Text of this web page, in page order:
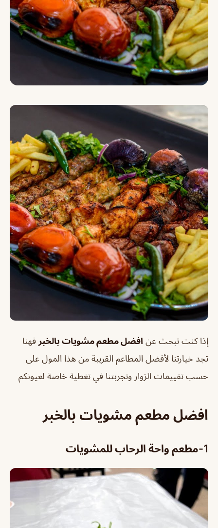
إذا كنت تبحث عن افضل مطعم مشويات بالخبر فهنا
تجد خيارتنا لأفضل المطاعم القريبة من هذا المول على
حسب تقييمات الزوار وتجربتنا في تغطية خاصة لعيونكم
افضل مطعم مشويات بالخبر
1- مطعم واحة الرحاب للمشويات